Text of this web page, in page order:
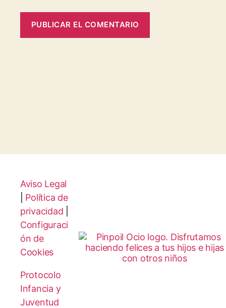
Aviso Legal
Política de
privacidad
Configuraci
ón de
Cookies
Protocolo
Infancia y
Juventud